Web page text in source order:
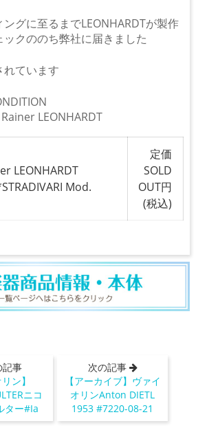
グに至るまでLEONHARDTが製作
ックののち弊社に届きました
ています
Rainer LEONHARDT
LEONHARDT
Mod.
定価
SOLD
OUT円
(税込)
記事
ン】
ニコ
ター#Ia
次の記事
【アーカイブ】ヴァイ
オリンAnton DIETL
1953 #7220-08-21